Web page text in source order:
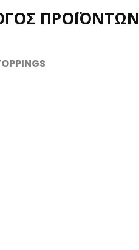
ΠΡΟΪΟΝΤΩΝ